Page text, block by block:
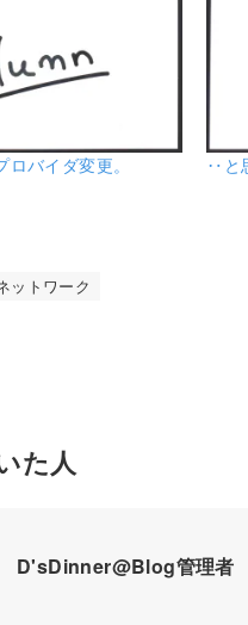
バイダ変更。 ‥と
ットワーク
た人
D'sDinner@Blog管理者